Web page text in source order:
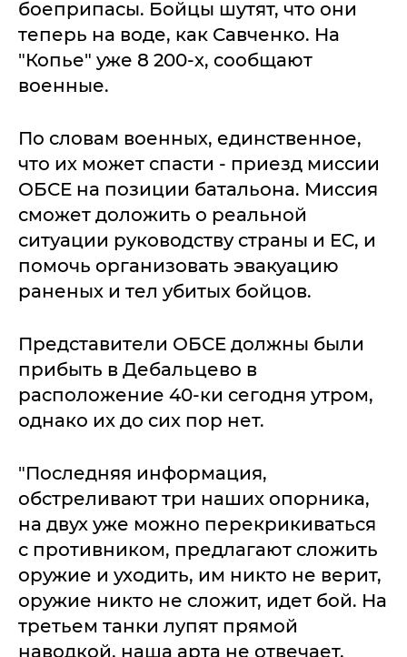
боеприпасы. Бойцы шутят, что они
теперь на воде, как Савченко. На
"Копье" уже 8 200-х, сообщают
военные.
По словам военных, единственное,
что их может спасти - приезд миссии
ОБСЕ на позиции батальона. Миссия
сможет доложить о реальной
ситуации руководству страны и ЕС, и
помочь организовать эвакуацию
раненых и тел убитых бойцов.
Представители ОБСЕ должны были
прибыть в Дебальцево в
расположение 40-ки сегодня утром,
однако их до сих пор нет.
"Последняя информация,
обстреливают три наших опорника,
на двух уже можно перекрикиваться
с противником, предлагают сложить
оружие и уходить, им никто не верит,
оружие никто не сложит, идет бой. На
третьем танки лупят прямой
наводкой, наша арта не отвечает,